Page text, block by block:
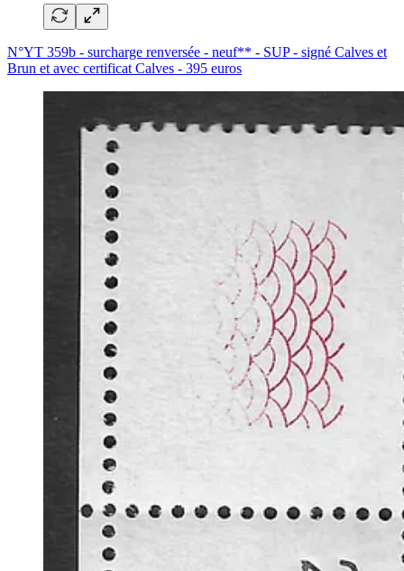
N°YT 359b - surcharge renversée - neuf** - SUP - signé Calves et
Brun et avec certificat Calves - 395 euros